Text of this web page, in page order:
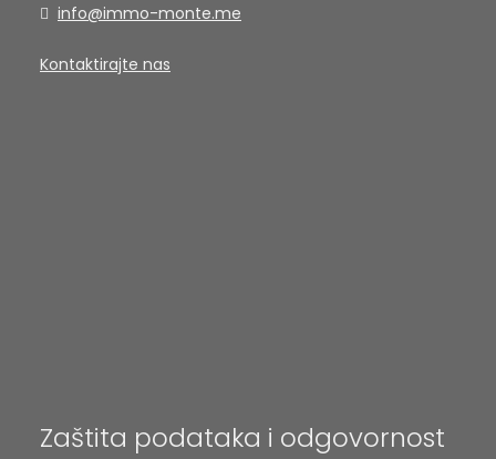
info@immo-monte.me
Kontaktirajte nas
Zaštita podataka i odgovornost